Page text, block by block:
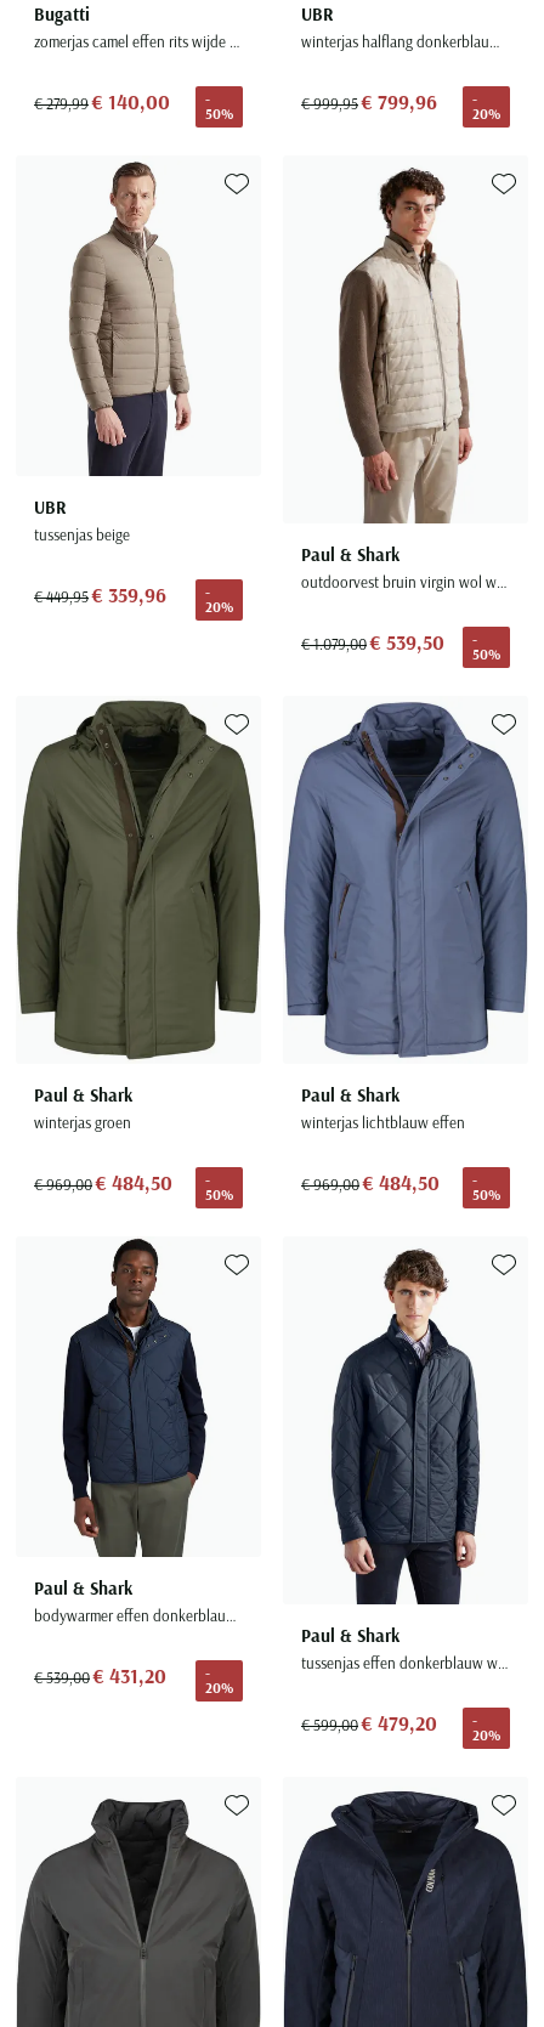
Bugatti
zomerjas camel effen rits wijde fit bomberjack
€ 279,99€ 140,00
-
50%
UBR
winterjas halflang donkerblauw effen rits + knoop normale fit
€ 999,95€ 799,96
-
20%
UBR
tussenjas beige
€ 449,95€ 359,96
-
20%
Toevoegen aan favorieten
Paul & Shark
outdoorvest bruin virgin wol wijde fit
€ 1.079,00€ 539,50
-
50%
Paul & Shark
winterjas groen
€ 969,00€ 484,50
-
50%
Toevoegen aan favorieten
Paul & Shark
winterjas lichtblauw effen
€ 969,00€ 484,50
-
50%
Paul & Shark
bodywarmer effen donkerblauw waterafstotend
€ 539,00€ 431,20
-
20%
Toevoegen aan favorieten
Paul & Shark
tussenjas effen donkerblauw waterdicht
€ 599,00€ 479,20
-
20%
Toevoegen aan favorieten